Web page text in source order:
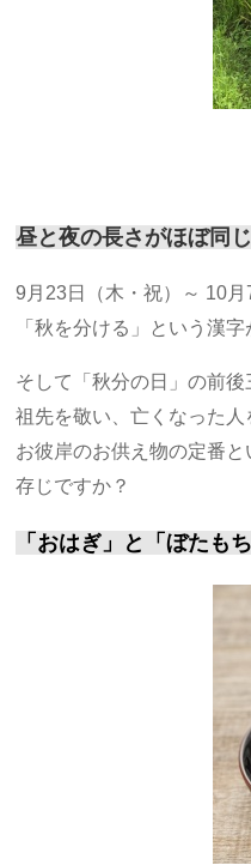
昼と夜の長さがほぼ同
9月23日（木・祝）～ 10
「秋を分ける」という漢
そして「秋分の日」の前後
祖先を敬い、亡くなった人
お彼岸のお供え物の定番
存じですか？
「おはぎ」と「ぼたも